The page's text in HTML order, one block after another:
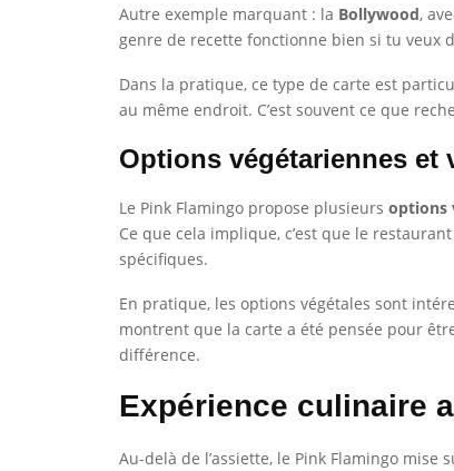
Autre exemple marquant : la Bollywood,
genre de recette fonctionne bien si tu veux
Dans la pratique, ce type de carte est
au même endroit. C’est souvent ce que
Options végétariennes et
Le Pink Flamingo propose plusieurs options
Ce que cela implique, c’est que le
spécifiques.
En pratique, les options végétales sont
montrent que la carte a été pensée pour
différence.
Expérience culinaire
Au-delà de l’assiette, le Pink Flamingo